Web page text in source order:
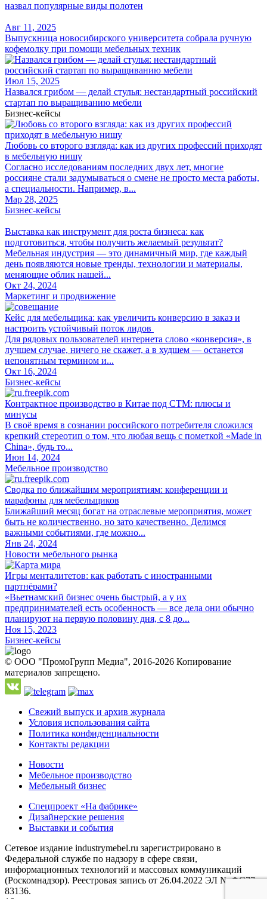
назвал популярные виды полотен
Авг 11, 2025
Выпускница новосибирского университета собрала ручную
кофемолку при помощи мебельных техник
Июл 15, 2025
Назвался грибом — делай стулья: нестандартный российский
стартап по выращиванию мебели
Бизнес-кейсы
Любовь со второго взгляда: как из других профессий приходят
в мебельную нишу
Согласно исследованиям последних двух лет, многие
россияне стали задумываться о смене не просто места работы,
а специальности. Например, в...
Мар 28, 2025
Бизнес-кейсы
Выставка как инструмент для роста бизнеса: как
подготовиться, чтобы получить желаемый результат?
Мебельная индустрия — это динамичный мир, где каждый
день появляются новые тренды, технологии и материалы,
меняющие облик нашей...
Окт 24, 2024
Маркетинг и продвижение
Кейс для мебельщика: как увеличить конверсию в заказ и
настроить устойчивый поток лидов
Для рядовых пользователей интернета слово «конверсия», в
лучшем случае, ничего не скажет, а в худшем — останется
непонятным термином и...
Окт 16, 2024
Бизнес-кейсы
Контрактное производство в Китае под СТМ: плюсы и
минусы
В своё время в сознании российского потребителя сложился
крепкий стереотип о том, что любая вещь с пометкой «Made in
China», будь то...
Июн 14, 2024
Мебельное производство
Сводка по ближайшим мероприятиям: конференции и
марафоны для мебельщиков
Ближайший месяц богат на отраслевые мероприятия, может
быть не количественно, но зато качественно. Делимся
важными событиями, где можно...
Янв 24, 2024
Новости мебельного рынка
Игры менталитетов: как работать с иностранными
партнёрами?
«Вьетнамский бизнес очень быстрый, а у их
предпринимателей есть особенность — все дела они обычно
планируют на первую половину дня, с 8 до...
Ноя 15, 2023
Бизнес-кейсы
© ООО "ПромоГрупп Медиа", 2016-2026 Копирование
материалов запрещено.
Свежий выпуск и архив журнала
Условия использования сайта
Политика конфиденциальности
Контакты редакции
Новости
Мебельное производство
Мебельный бизнес
Спецпроект «На фабрике»
Дизайнерские решения
Выставки и события
Сетевое издание industrymebel.ru зарегистрировано в
Федеральной службе по надзору в сфере связи,
информационных технологий и массовых коммуникаций
(Роскомнадзор). Реестровая запись от 26.04.2022 ЭЛ № ФС77 -
83136.